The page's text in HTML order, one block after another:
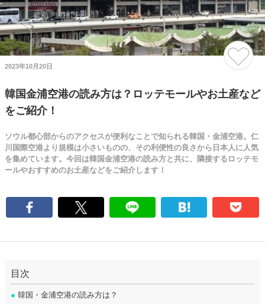
2023年10月20日
韓国金浦空港の読み方は？ロッテモールやお土産など
をご紹介！
ソウル都心部からのアクセスが便利なことで知られる韓国・金浦空港。仁
川国際空港より規模は小さいものの、その利便性の良さから日本人に人気
を集めています。今回は韓国金浦空港の読み方と共に、隣接するロッテモ
ールやおすすめのお土産などをご紹介します！
目次
● 韓国・金浦空港の読み方は？